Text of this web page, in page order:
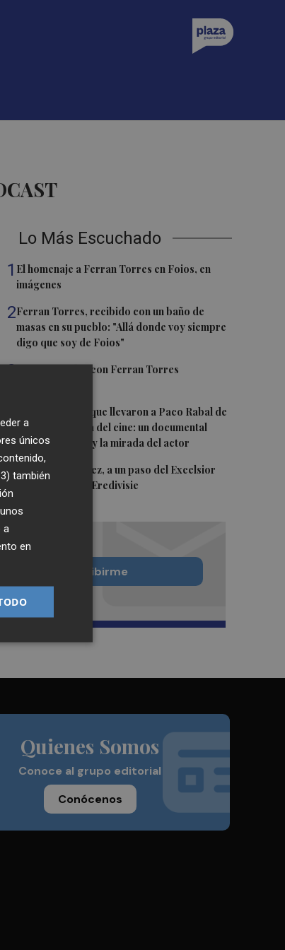
Lo Más Escuchado
1 El homenaje a Ferran Torres en Foios, en
imágenes
2Ferran Torres, recibido con un baño de
masas en su pueblo: "Allá donde voy siempre
digo que soy de Foios"
3Foios se vuelca con Ferran Torres
Las '200 vidas' que llevaron a Paco Rabal de
Águilas a la cima del cine: un documental
recupera la voz y la mirada del actor
5 Mario Domínguez, a un paso del Excelsior
Róterdam de la Eredivisie
Quiero suscribirme
Quienes Somos
Conoce al grupo editorial
Conócenos
a
únicos
también
a
en